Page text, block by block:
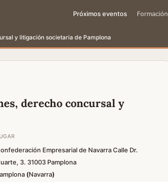
Próximos eventos Formación
y litigación societaria de Pamplona
derecho concursal y
Empresarial de Navarra Calle Dr.
3. 31003 Pamplona
(Navarra)